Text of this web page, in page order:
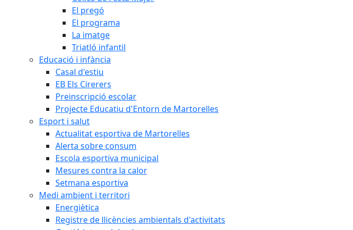
El pregó
El programa
La imatge
Triatló infantil
Educació i infància
Casal d'estiu
EB Els Cirerers
Preinscripció escolar
Projecte Educatiu d'Entorn de Martorelles
Esport i salut
Actualitat esportiva de Martorelles
Alerta sobre consum
Escola esportiva municipal
Mesures contra la calor
Setmana esportiva
Medi ambient i territori
Energiètica
Registre de llicències ambientals d'activitats